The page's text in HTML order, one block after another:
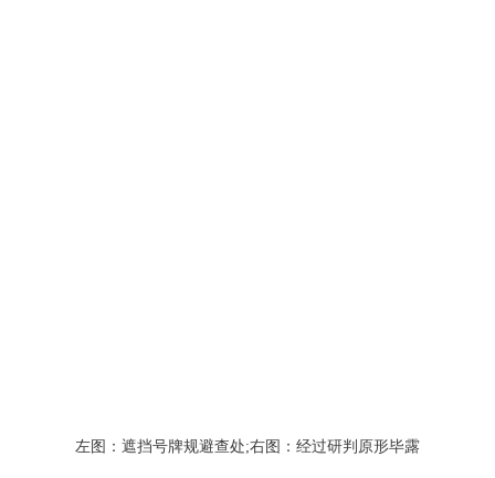
左图：遮挡号牌规避查处;右图：经过研判原形毕露